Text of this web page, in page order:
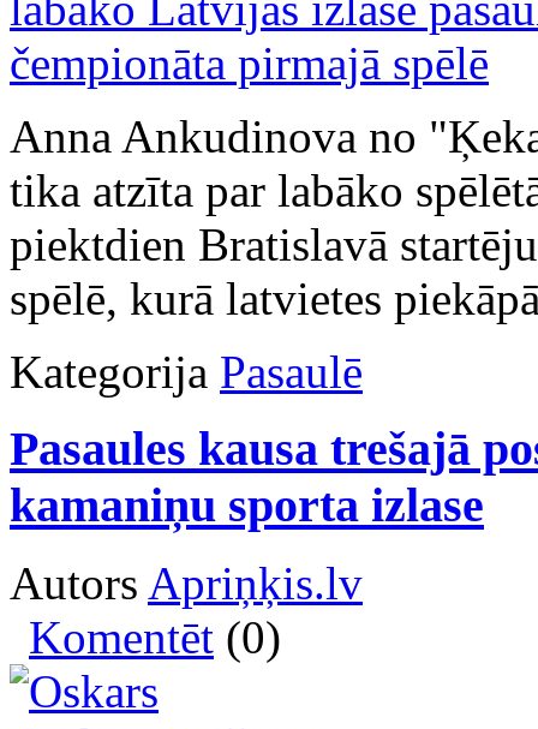
Anna Ankudinova no
tika atzīta par labāko
piektdien Bratislavā
spēlē, kurā latvietes
Kategorija Pasaulē
Pasaules kausa trešajā
kamaniņu sporta izlase
Autors Apriņķis.lv
Komentēt (0)